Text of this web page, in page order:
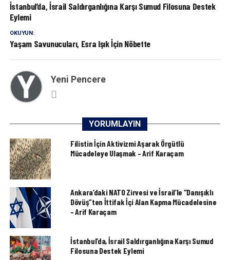
İstanbul’da, İsrail Saldırganlığına Karşı Sumud Filosuna Destek
Eylemi
OKUYUN:
Yaşam Savunucuları, Esra Işık İçin Nöbette
Yeni Pencere
YORUMLAYIN
Filistin İçin Aktivizmi Aşarak Örgütlü
Mücadeleye Ulaşmak – Arif Karaçam
Ankara’daki NATO Zirvesi ve İsrail’le “Danışıklı
Dövüş”ten İttifak İçi Alan Kapma Mücadelesine
– Arif Karaçam
İstanbul’da, İsrail Saldırganlığına Karşı Sumud
Filosuna Destek Eylemi